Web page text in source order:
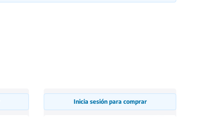
Inicia sesión para comprar